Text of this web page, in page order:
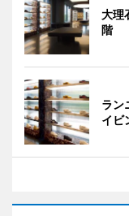
大理
階
ラン
イビ